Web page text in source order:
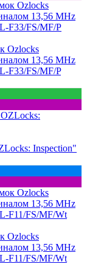
Ozlocks
13,56 MHz
F33/FS/MF/P
Inspection"
Ozlocks
13,56 MHz
F11/FS/MF/Wt